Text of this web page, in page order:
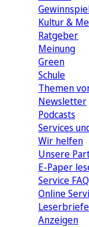
Kultur &
Ratgeber
Meinung
Green
Schule
Themen
Newsletter
Podcasts
Services
Wir helfen
Unsere
E-Paper
Service FAQ
Online
Leserbriefe
Anzeigen